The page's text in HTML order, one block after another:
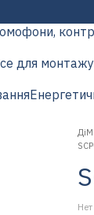
для монтажу
ДіМ